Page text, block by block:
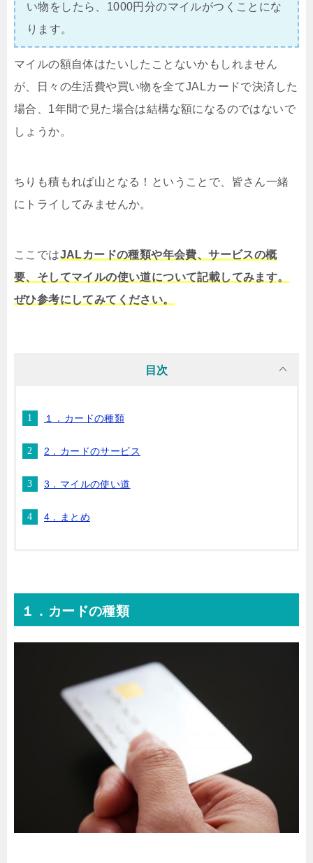
い物をしたら、1000円分のマイルがつくことにな
ります。
マイルの額自体はたいしたことないかもしれません
が、日々の生活費や買い物を全てJALカードで決済した
場合、1年間で見た場合は結構な額になるのではないで
しょうか。
ちりも積もれば山となる！ということで、皆さん一緒
にトライしてみませんか。
ここではJALカードの種類や年会費、サービスの概
要、そしてマイルの使い道について記載してみます。
ぜひ参考にしてみてください。
目次
１．カードの種類
2．カードのサービス
3．マイルの使い道
4．まとめ
１．カードの種類